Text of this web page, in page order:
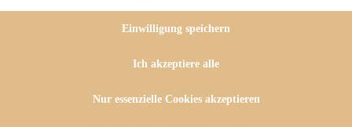
Einwilligung speichern
Ich akzeptiere alle
Nur essenzielle Cookies akzeptieren